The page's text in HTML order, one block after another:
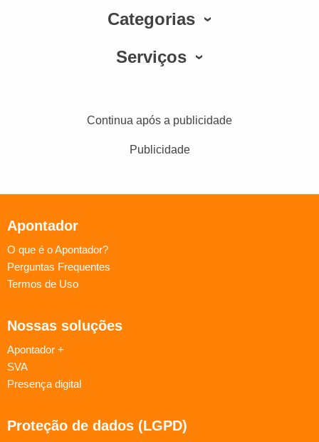
Categorias
Serviços
Continua após a publicidade
Publicidade
Apontador
O que é o Apontador?
Perguntas Frequentes
Termos de Uso
Nossas soluções
Apontador +
SVA
Presença digital
Proteção de dados (LGPD)